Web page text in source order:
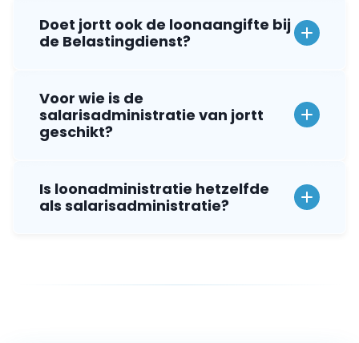
Doet jortt ook de loonaangifte bij
de Belastingdienst?
Voor wie is de
salarisadministratie van jortt
geschikt?
Is loonadministratie hetzelfde
als salarisadministratie?